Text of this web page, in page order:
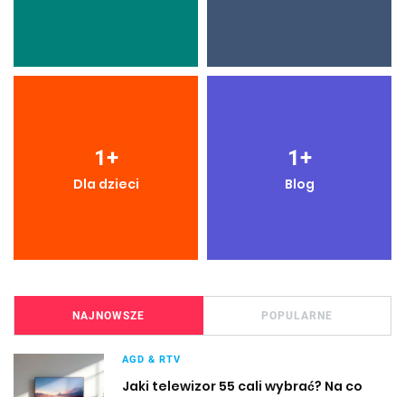
1+
Dla dzieci
1+
Blog
NAJNOWSZE POPULARNE
AGD & RTV
Jaki telewizor 55 cali wybrać? Na co